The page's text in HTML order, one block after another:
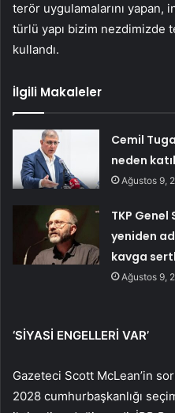
terör uygulamalarını yapan,
türlü yapı bizim nezdimizde
kullandı.
İlgili Makaleler
Cemil
neden
Ağustos 9,
TKP
yeniden
kavga
Ağustos 9,
‘SİYASİ ENGELLERİ VAR’
Gazeteci Scott McLean’in
2028 cumhurbaşkanlığı